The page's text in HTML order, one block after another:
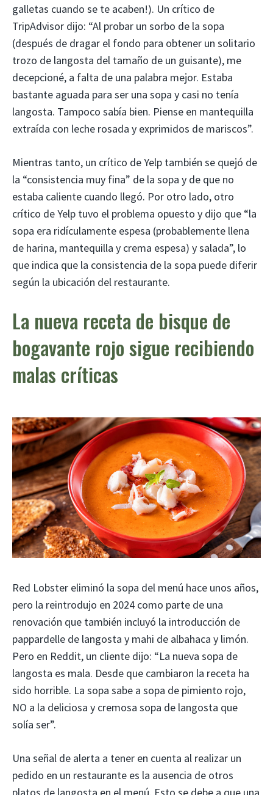
galletas cuando se te acaben!). Un crítico de
TripAdvisor dijo: “Al probar un sorbo de la sopa
(después de dragar el fondo para obtener un solitario
trozo de langosta del tamaño de un guisante), me
decepcioné, a falta de una palabra mejor. Estaba
bastante aguada para ser una sopa y casi no tenía
langosta. Tampoco sabía bien. Piense en mantequilla
extraída con leche rosada y exprimidos de mariscos”.
Mientras tanto, un crítico de Yelp también se quejó de
la “consistencia muy fina” de la sopa y de que no
estaba caliente cuando llegó. Por otro lado, otro
crítico de Yelp tuvo el problema opuesto y dijo que “la
sopa era ridículamente espesa (probablemente llena
de harina, mantequilla y crema espesa) y salada”, lo
que indica que la consistencia de la sopa puede diferir
según la ubicación del restaurante.
La nueva receta de bisque de
bogavante rojo sigue recibiendo
malas críticas
Red Lobster eliminó la sopa del menú hace unos años,
pero la reintrodujo en 2024 como parte de una
renovación que también incluyó la introducción de
pappardelle de langosta y mahi de albahaca y limón.
Pero en Reddit, un cliente dijo: “La nueva sopa de
langosta es mala. Desde que cambiaron la receta ha
sido horrible. La sopa sabe a sopa de pimiento rojo,
NO a la deliciosa y cremosa sopa de langosta que
solía ser”.
Una señal de alerta a tener en cuenta al realizar un
pedido en un restaurante es la ausencia de otros
platos de langosta en el menú. Esto se debe a que una